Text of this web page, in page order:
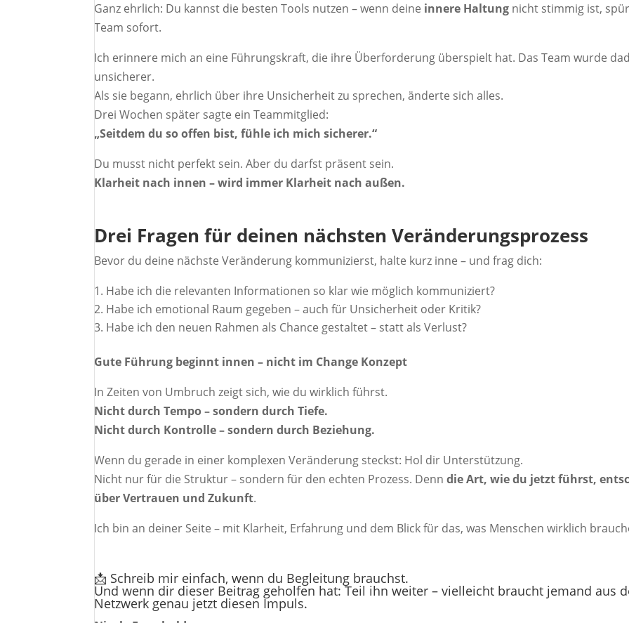
Ganz ehrlich: Du kannst die besten Tools nutzen – wenn deine innere Haltung nicht stimmig ist,
Team sofort.
Ich erinnere mich an eine Führungskraft, die ihre Überforderung überspielt hat. Das Team wurde
unsicherer.
Als sie begann, ehrlich über ihre Unsicherheit zu sprechen, änderte sich alles.
Drei Wochen später sagte ein Teammitglied:
„Seitdem du so offen bist, fühle ich mich sicherer.“
Du musst nicht perfekt sein. Aber du darfst präsent sein.
Klarheit nach innen – wird immer Klarheit nach außen.
Drei Fragen für deinen nächsten Veränderungsprozess
Bevor du deine nächste Veränderung kommunizierst, halte kurz inne – und frag dich:
Habe ich die relevanten Informationen so klar wie möglich kommuniziert?
Habe ich emotional Raum gegeben – auch für Unsicherheit oder Kritik?
Habe ich den neuen Rahmen als Chance gestaltet – statt als Verlust?
Gute Führung beginnt innen – nicht im Change Konzept
In Zeiten von Umbruch zeigt sich, wie du wirklich führst.
Nicht durch Tempo – sondern durch Tiefe.
Nicht durch Kontrolle – sondern durch Beziehung.
Wenn du gerade in einer komplexen Veränderung steckst: Hol dir Unterstützung.
Nicht nur für die Struktur – sondern für den echten Prozess. Denndie Art, wie du jetzt führst,
über Vertrauen und Zukunft.
Ich bin an deiner Seite – mit Klarheit, Erfahrung und dem Blick für das, was Menschen wirklich
📩 Schreib mir einfach, wenn du Begleitung brauchst.
Und wenn dir dieser Beitrag geholfen hat: Teil ihn weiter – vielleicht braucht jemand aus
Netzwerk genau jetzt diesen Impuls.